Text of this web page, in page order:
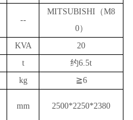
--
MITSUBISHI（M8
0）
KVA
20
t 约6.5t
kg
≧6
mm 2500*2250*2380